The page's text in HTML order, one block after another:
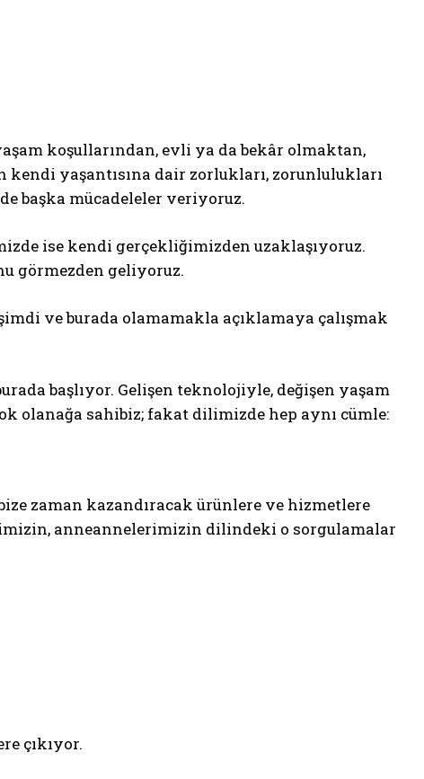
koşullarından, evli ya da bekâr olmaktan,
kendi yaşantısına dair zorlukları, zorunlulukları
başka mücadeleler veriyoruz.
ise kendi gerçekliğimizden uzaklaşıyoruz.
görmezden geliyoruz.
ve burada olamamakla açıklamaya çalışmak
başlıyor. Gelişen teknolojiyle, değişen yaşam
olanağa sahibiz; fakat dilimizde hep aynı cümle:
zaman kazandıracak ürünlere ve hizmetlere
anneannelerimizin dilindeki o sorgulamalar
çıkıyor.